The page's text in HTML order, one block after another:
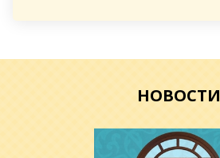
НОВОСТИ